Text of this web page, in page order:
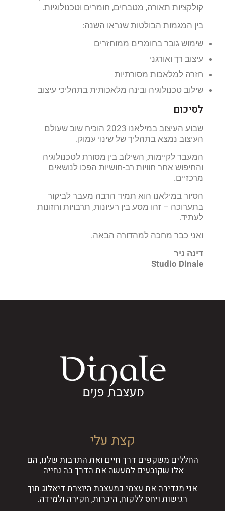
קולקציות תאורה, מטבחים, חומרים וטכנולוגיות.
בין המגמות הבולטות שנראו השנה:
שימוש גובר בחומרים ממוחזרים
עיצוב רך ואורגני
חזרה למלאכות מסורתיות
שילוב טכנולוגיה ובינה מלאכותית בתהליכי עיצוב
לסיכום
שבוע העיצוב במילאנו 2023 הוכיח שוב שעולם
העיצוב נמצא בתהליך של שינוי עמוק.
המעבר לקיימות, השילוב בין מסורת לטכנולוגיה
והחיפוש אחר חוויות רב-חושיות הפכו לנושאים
מרכזיים.
הסיור במילאנו הוא תמיד הרבה מעבר לביקור
בתערוכה – זהו מסע בין רעיונות, תרבויות וחזונות
לעתיד.
ואני כבר מחכה למהדורה הבאה.
דינה ניר
Studio Dinale
קצת עלי
החללים משקפים דרך חיים ואת התרבות שלנו, הם
אלו שקובעים למעשה את הדרך בה נחייה.
אני מגדירה את עצמי כמעצבת היוצרת דיאלוג תוך
רגישות ויחס ללקוח, היכרות, חקירה ולמידה.